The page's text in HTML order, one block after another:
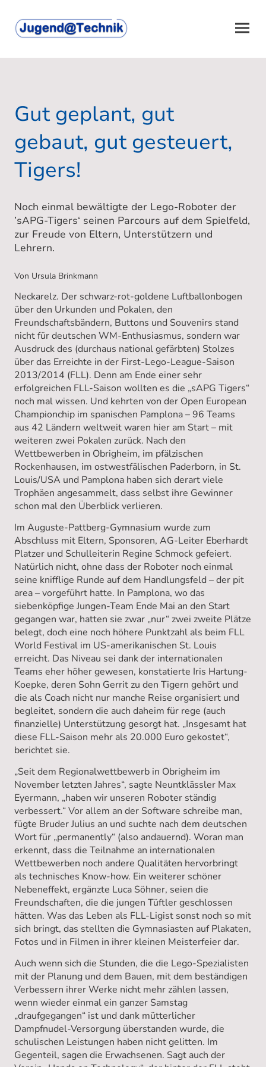
Gut geplant, gut
gebaut, gut gesteuert,
Tigers!
Noch einmal bewältigte der Lego-Roboter der
’sAPG-Tigers‘ seinen Parcours auf dem Spielfeld,
zur Freude von Eltern, Unterstützern und
Lehrern.
Von Ursula Brinkmann
Neckarelz. Der schwarz-rot-goldene Luftballonbogen
über den Urkunden und Pokalen, den
Freundschaftsbändern, Buttons und Souvenirs stand
nicht für deutschen WM-Enthusiasmus, sondern war
Ausdruck des (durchaus national gefärbten) Stolzes
über das Erreichte in der First-Lego-League-Saison
2013/2014 (FLL). Denn am Ende einer sehr
erfolgreichen FLL-Saison wollten es die „sAPG Tigers“
noch mal wissen. Und kehrten von der Open European
Championchip im spanischen Pamplona – 96 Teams
aus 42 Ländern weltweit waren hier am Start – mit
weiteren zwei Pokalen zurück. Nach den
Wettbewerben in Obrigheim, im pfälzischen
Rockenhausen, im ostwestfälischen Paderborn, in St.
Louis/USA und Pamplona haben sich derart viele
Trophäen angesammelt, dass selbst ihre Gewinner
schon mal den Überblick verlieren.
Im Auguste-Pattberg-Gymnasium wurde zum
Abschluss mit Eltern, Sponsoren, AG-Leiter Eberhardt
Platzer und Schulleiterin Regine Schmock gefeiert.
Natürlich nicht, ohne dass der Roboter noch einmal
seine knifflige Runde auf dem Handlungsfeld – der pit
area – vorgeführt hatte. In Pamplona, wo das
siebenköpfige Jungen-Team Ende Mai an den Start
gegangen war, hatten sie zwar „nur“ zwei zweite Plätze
belegt, doch eine noch höhere Punktzahl als beim FLL
World Festival im US-amerikanischen St. Louis
erreicht. Das Niveau sei dank der internationalen
Teams eher höher gewesen, konstatierte Iris Hartung-
Koepke, deren Sohn Gerrit zu den Tigern gehört und
die als Coach nicht nur manche Reise organisiert und
begleitet, sondern die auch daheim für rege (auch
finanzielle) Unterstützung gesorgt hat. „Insgesamt hat
diese FLL-Saison mehr als 20.000 Euro gekostet“,
berichtet sie.
„Seit dem Regionalwettbewerb in Obrigheim im
November letzten Jahres“, sagte Neuntklässler Max
Eyermann, „haben wir unseren Roboter ständig
verbessert.“ Vor allem an der Software schreibe man,
fügte Bruder Julius an und suchte nach dem deutschen
Wort für „permanently“ (also andauernd). Woran man
erkennt, dass die Teilnahme an internationalen
Wettbewerben noch andere Qualitäten hervorbringt
als technisches Know-how. Ein weiterer schöner
Nebeneffekt, ergänzte Luca Söhner, seien die
Freundschaften, die die jungen Tüftler geschlossen
hätten. Was das Leben als FLL-Ligist sonst noch so mit
sich bringt, das stellten die Gymnasiasten auf Plakaten,
Fotos und in Filmen in ihrer kleinen Meisterfeier dar.
Auch wenn sich die Stunden, die die Lego-Spezialisten
mit der Planung und dem Bauen, mit dem beständigen
Verbessern ihrer Werke nicht mehr zählen lassen,
wenn wieder einmal ein ganzer Samstag
„draufgegangen“ ist und dank mütterlicher
Dampfnudel-Versorgung überstanden wurde, die
schulischen Leistungen haben nicht gelitten. Im
Gegenteil, sagen die Erwachsenen. Sagt auch der